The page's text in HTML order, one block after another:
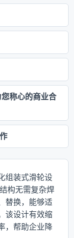
称心的商业合
组装式滑轮设
构无需复杂焊
替换，能够适
该设计有效缩
，帮助企业降